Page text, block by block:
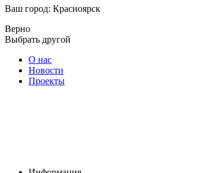
Ваш город: Красноярск
Верно
Выбрать другой
О нас
Новости
Проекты